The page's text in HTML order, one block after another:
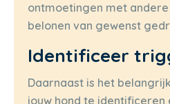
ontmoetingen met andere
belonen van gewenst
Identificeer
Daarnaast is het
jouw hond te identificeren